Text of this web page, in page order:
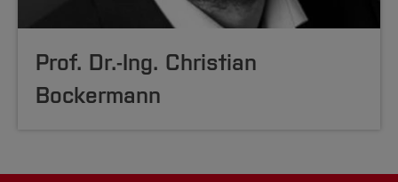
Prof. Dr.-Ing. Christian
Bockermann